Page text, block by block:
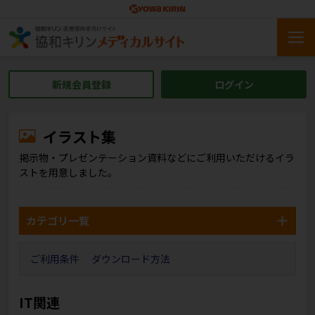
新規会員登録 ログイン
イラスト集
掲示物・プレゼンテーション資料などにご利用いただけるイラ
ストを用意しました。
カテゴリ一覧
ご利用条件 ダウンロード方法
IT関連